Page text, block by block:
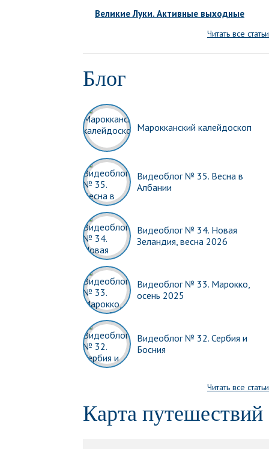
Великие Луки. Активные выходные
Читать все статьи
Блог
Марокканский калейдоскоп
Видеоблог № 35. Весна в
Албании
Видеоблог № 34. Новая
Зеландия, весна 2026
Видеоблог № 33. Марокко,
осень 2025
Видеоблог № 32. Сербия и
Босния
Читать все статьи
Карта путешествий